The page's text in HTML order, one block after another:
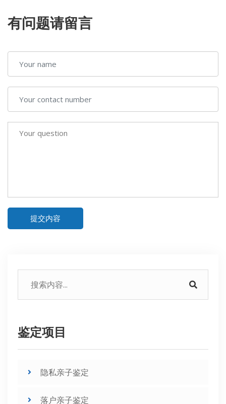
有问题请留言
提交内容
鉴定项目
隐私亲子鉴定
落户亲子鉴定